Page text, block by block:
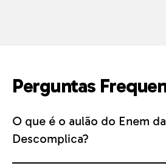
confiança e conquistar
nosso corretor de
aumentar sua nota.
Perguntas
O que é o aulão do Enem da
Descomplica?